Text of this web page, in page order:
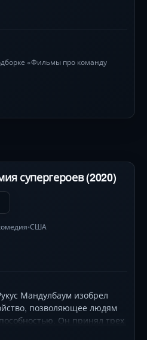
«Фильмы про команду
супергероев (2020)
•США
Мандулбаум изобрел
позволяющее людям
Он принял трех
повезло, создав